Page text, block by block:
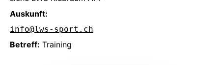
Auskunft:
info@lws-sport.ch
Betreff: Training